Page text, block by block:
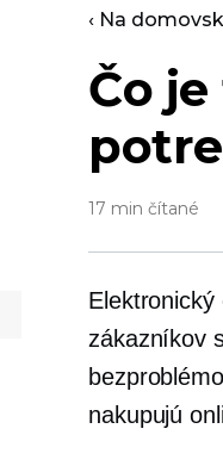
‹ Na
Čo
17 min čítané
zákazníkov
nakupujú